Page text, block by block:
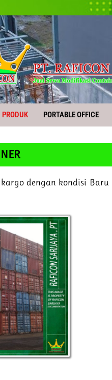
PRODUK PORTABLE OFFICE
dengan kondisi Baru